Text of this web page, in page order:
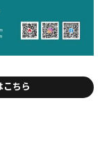
ちら